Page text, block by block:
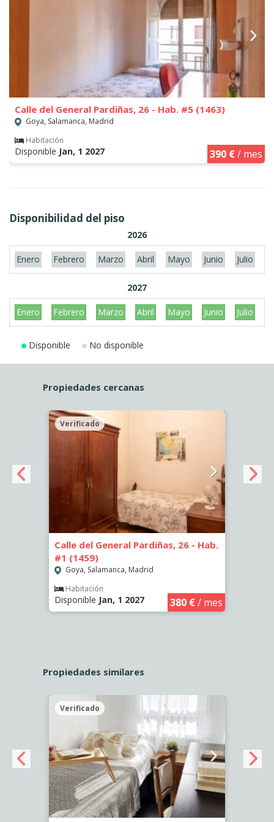
Calle del General Pardiñas, 26 - Hab. #5 (1463)
Goya, Salamanca, Madrid
Habitación
Disponible Jan, 1 2027 390 €/ mes
Disponibilidad del piso
2026
Enero Febrero Marzo Abril Mayo Junio Julio
2027
Enero Febrero Marzo Abril Mayo Junio Julio
Disponible No disponible
Propiedades cercanas
Verificado
Calle del General Pardiñas, 26 - Hab.
#1 (1459)
Goya, Salamanca, Madrid
Habitación
Disponible Jan, 1 2027 380 €/ mes
Propiedades similares
Verificado